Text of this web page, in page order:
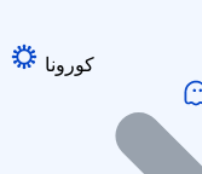
كورونا